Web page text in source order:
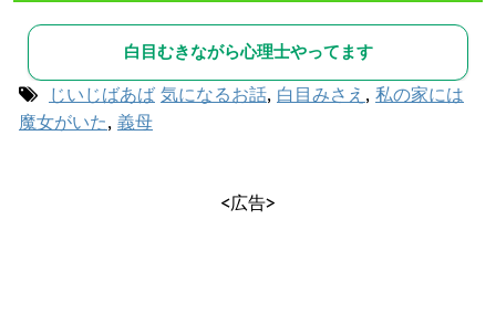
白目むきながら心理士やってます
じいじばあば 気になるお話, 白目みさえ , 私の家には
魔女がいた, 義母
<広告>